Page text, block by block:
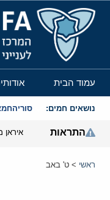
המרכז הירושלמי
עמוד הבית
נושאים חמים: סוריה
התראות איראן
ראשי > ט' באב